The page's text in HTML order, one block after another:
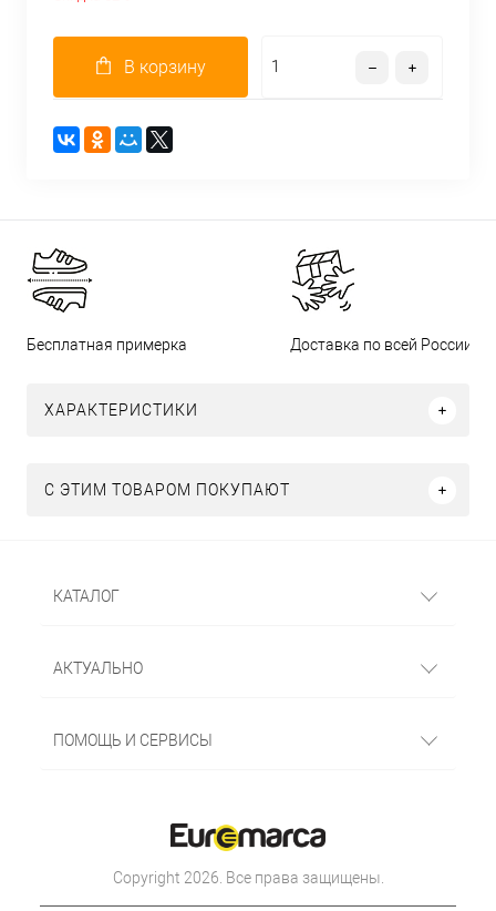
В корзину
Бесплатная примерка Доставка по всей России
ХАРАКТЕРИСТИКИ
С ЭТИМ ТОВАРОМ ПОКУПАЮТ
КАТАЛОГ
АКТУАЛЬНО
ПОМОЩЬ И СЕРВИСЫ
Copyright 2026. Все права защищены.